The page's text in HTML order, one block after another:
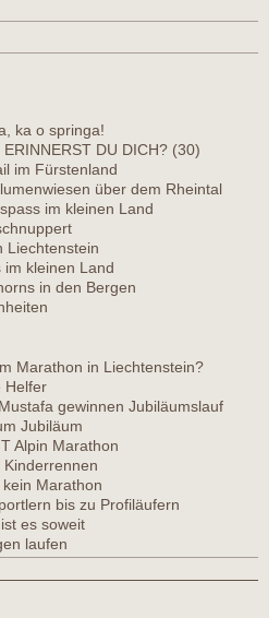
ka o springa!
ERINNERST DU DICH? (30)
im Fürstenland
über dem Rheintal
im kleinen Land
Liechtenstein
im kleinen Land
in den Bergen
Marathon in Liechtenstein?
Helfer
gewinnen Jubiläumslauf
Jubiläum
Alpin Marathon
Kinderrennen
Marathon
bis zu Profiläufern
es soweit
laufen